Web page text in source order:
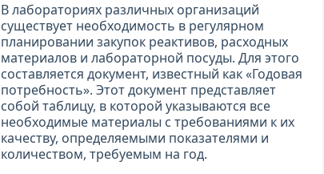
В лабораториях различных организаций
существует необходимость в регулярном
планировании закупок реактивов, расходных
материалов и лабораторной посуды. Для этого
составляется документ, известный как «Годовая
потребность». Этот документ представляет
собой таблицу, в которой указываются все
необходимые материалы с требованиями к их
качеству, определяемыми показателями и
количеством, требуемым на год.